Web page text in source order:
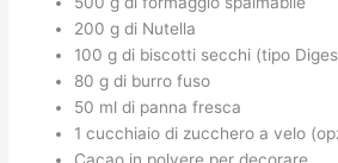
200 g di Nutella
100 g di biscotti secchi (tipo
80 g di burro fuso
50 ml di panna fresca
1 cucchiaio di zucchero a velo